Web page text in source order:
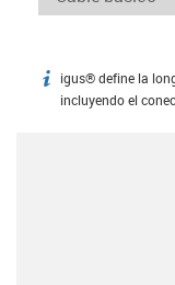
igus-icon-info
igus® define la
incluyendo el